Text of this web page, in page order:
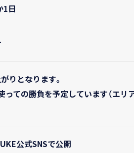
1日
りとなります。
ての勝負を予定しています（エリ
公式SNSで公開